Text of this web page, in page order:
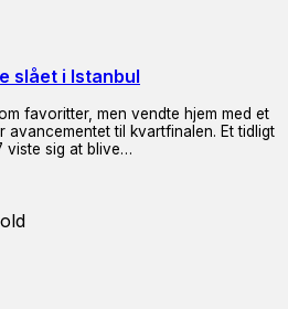
slået i Istanbul
favoritter, men vendte hjem med et
avancementet til kvartfinalen. Et tidligt
viste sig at blive…